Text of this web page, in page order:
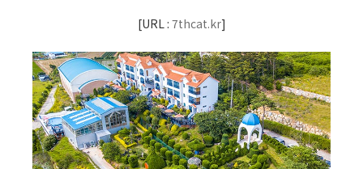
[URL : 7thcat.kr]